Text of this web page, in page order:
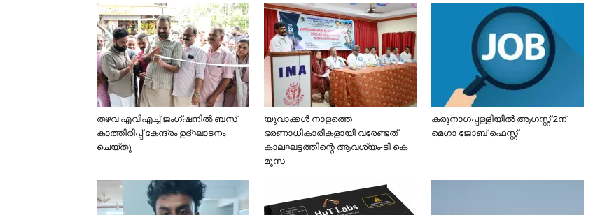
തഴവ എവിഎച്ച് ജംഗ്ഷനിൽ ബസ്
കാത്തിരിപ്പ് കേന്ദ്രം ഉദ്ഘാടനം
ചെയ്തു
യുവാക്കള്‍ നാളത്തെ
ഭരണാധികാരികളായി വരേണ്ടത്
കാലഘട്ടത്തിന്റെ ആവശ്യം-ടി കെ
മൂസ
കരുനാഗപ്പള്ളിയിൽ ആഗസ്റ്റ് 2ന്
മെഗാ ജോബ് ഫെസ്റ്റ്